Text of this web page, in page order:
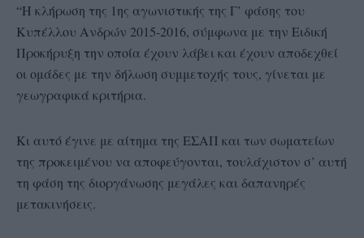
“Η κλήρωση της 1ης αγωνιστικής της Γ’ φάσης του
Κυπέλλου Ανδρών 2015-2016, σύμφωνα με την Ειδική
Προκήρυξη την οποία έχουν λάβει και έχουν αποδεχθεί
οι ομάδες με την δήλωση συμμετοχής τους, γίνεται με
γεωγραφικά κριτήρια.
Κι αυτό έγινε με αίτημα της ΕΣΑΠ και των σωματείων
της προκειμένου να αποφεύγονται, τουλάχιστον σ’ αυτή
τη φάση της διοργάνωσης μεγάλες και δαπανηρές
μετακινήσεις.